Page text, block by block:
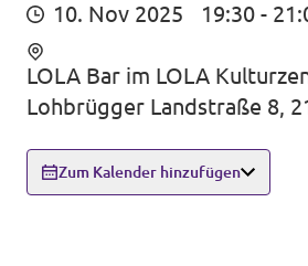
Menschen
Unsere Events
10. Nov 2025 19:30 -
LOLA Bar im LOLA
Lohbrügger Landstraße 8,
Zum Kalender hinzufügen